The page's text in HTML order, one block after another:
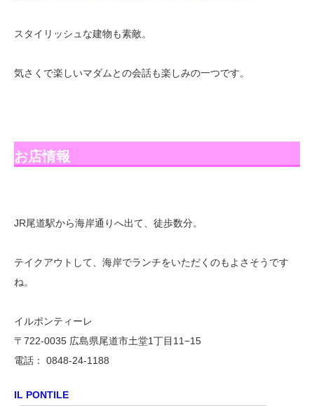
スタイリッシュな建物も素敵。
気さくで楽しいマダムとの会話も楽しみの一つです。
お店情報
JR尾道駅から海岸通りへ出て、徒歩数分。
テイクアウトして、海岸でランチをいただくのもよさそうです
ね。
イルポンティーレ
〒722-0035 広島県尾道市土堂1丁目11−15
電話： 0848-24-1188
IL PONTILE